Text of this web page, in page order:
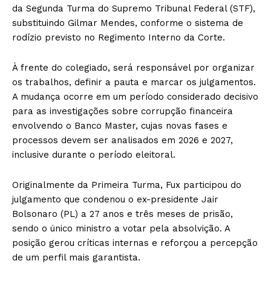
da Segunda Turma do Supremo Tribunal Federal (STF),
substituindo Gilmar Mendes, conforme o sistema de
rodízio previsto no Regimento Interno da Corte.
À frente do colegiado, será responsável por organizar
os trabalhos, definir a pauta e marcar os julgamentos.
A mudança ocorre em um período considerado decisivo
para as investigações sobre corrupção financeira
envolvendo o Banco Master, cujas novas fases e
processos devem ser analisados em 2026 e 2027,
inclusive durante o período eleitoral.
Originalmente da Primeira Turma, Fux participou do
julgamento que condenou o ex-presidente Jair
Bolsonaro (PL) a 27 anos e três meses de prisão,
sendo o único ministro a votar pela absolvição. A
posição gerou críticas internas e reforçou a percepção
de um perfil mais garantista.